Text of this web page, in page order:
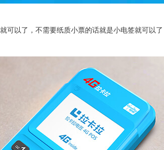
可以了，不需要纸质小票的话就是小电签就可以